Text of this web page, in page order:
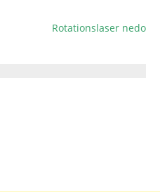
Rotationslaser nedo